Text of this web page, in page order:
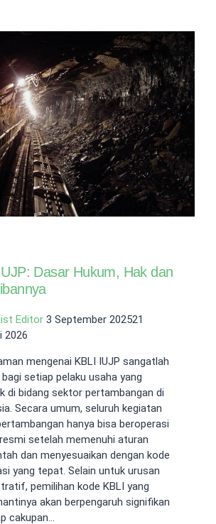
Pembuatan
Cepat
Selesai?
Pakai
Legalist
Saja
Dasar Hukum, Hak dan
Editor 3 September 202521
2026
mengenai KBLI IUJP sangatlah
setiap pelaku usaha yang
di bidang sektor pertambangan di
Secara umum, seluruh kegiatan
hanya bisa beroperasi
setelah memenuhi aturan
dan menyesuaikan dengan kode
yang tepat. Selain untuk urusan
pemilihan kode KBLI yang
akan berpengaruh signifikan
cakupan…